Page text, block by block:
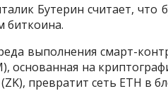
Бутерин считает, что
биткоина.
выполнения смарт-
основанная на
превратит сеть ETH в